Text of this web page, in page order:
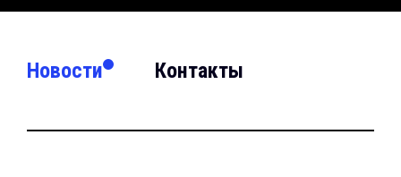
Новости Контакты